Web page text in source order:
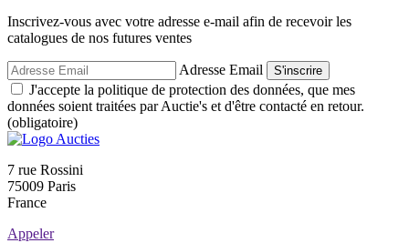
Inscrivez-vous avec votre adresse e-mail afin de recevoir les
catalogues de nos futures ventes
Adresse Email S'inscrire
J'accepte la politique de protection des données, que mes
données soient traitées par Auctie's et d'être contacté en retour.
(obligatoire)
7 rue Rossini
75009 Paris
France
Appeler